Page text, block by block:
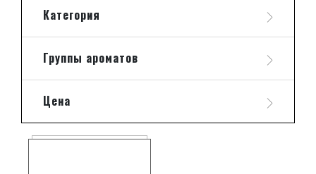
Категория
Группы ароматов
Цена